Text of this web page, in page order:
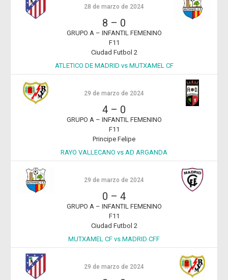
28 de marzo de 2024
8 – 0
GRUPO A – INFANTIL FEMENINO
F11
Ciudad Futbol 2
ATLETICO DE MADRID vs MUTXAMEL CF
29 de marzo de 2024
4 – 0
GRUPO A – INFANTIL FEMENINO
F11
Principe Felipe
RAYO VALLECANO vs AD ARGANDA
29 de marzo de 2024
0 – 4
GRUPO A – INFANTIL FEMENINO
F11
Ciudad Futbol 2
MUTXAMEL CF vs MADRID CFF
29 de marzo de 2024